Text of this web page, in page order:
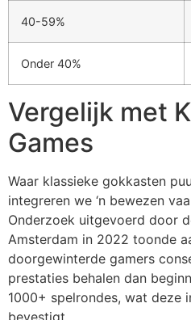
Panel
Panel
Panel
Panel
Panel
Panel
Panel
Panel
panel
panel
40-59%
Onder 40%
Vergelijk met
Games
Waar klassieke gokkasten
integreren we ‘n bewezen
Onderzoek uitgevoerd door
Amsterdam in 2022 toonde
doorgewinterde gamers
prestaties behalen dan
1000+ spelrondes, wat deze